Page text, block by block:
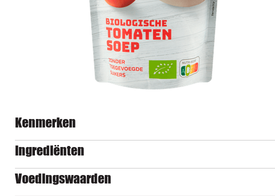
Kenmerken
Ingrediënten
Voedingswaarden